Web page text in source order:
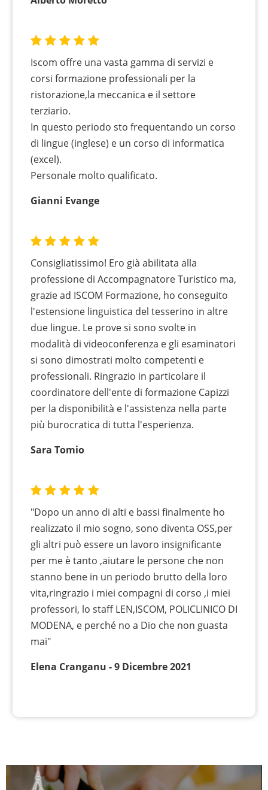
Iscom offre una vasta gamma di servizi e
corsi formazione professionali per la
ristorazione,la meccanica e il settore
terziario.
In questo periodo sto frequentando un corso
di lingue (inglese) e un corso di informatica
(excel).
Personale molto qualificato.
Gianni Evange
Consigliatissimo! Ero già abilitata alla
professione di Accompagnatore Turistico ma,
grazie ad ISCOM Formazione, ho conseguito
l'estensione linguistica del tesserino in altre
due lingue. Le prove si sono svolte in
modalità di videoconferenza e gli esaminatori
si sono dimostrati molto competenti e
professionali. Ringrazio in particolare il
coordinatore dell'ente di formazione Capizzi
per la disponibilità e l'assistenza nella parte
più burocratica di tutta l'esperienza.
Sara Tomio
"Dopo un anno di alti e bassi finalmente ho
realizzato il mio sogno, sono diventa OSS,per
gli altri può essere un lavoro insignificante
per me è tanto ,aiutare le persone che non
stanno bene in un periodo brutto della loro
vita,ringrazio i miei compagni di corso ,i miei
professori, lo staff LEN,ISCOM, POLICLINICO DI
MODENA, e perché no a Dio che non guasta
mai"
Elena Cranganu - 9 Dicembre 2021